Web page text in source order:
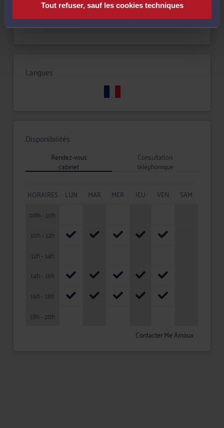
Tout refuser, sauf les cookies techniques
Droit de la sécurité sociale et de la protection sociale
Langues
Disponibilités
Rendez-vous
cabinet
Consultation
téléphonique
HORAIRES LUN MAR MER JEU VEN
SAM
08h - 10h
10h - 12h
12h - 14h
14h - 16h
16h - 18h
18h - 20h
Contacter Me Arnoux